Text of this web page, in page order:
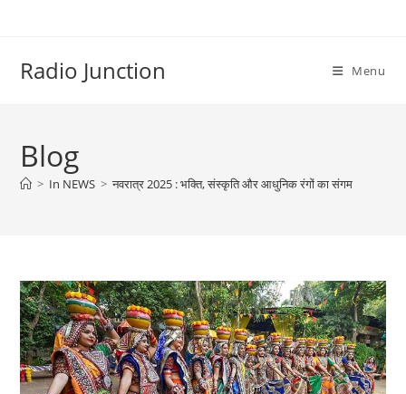
Radio Junction Menu
Blog
> In NEWS > नवरात्र 2025 : भक्ति, संस्कृति और आधुनिक रंगों का संगम